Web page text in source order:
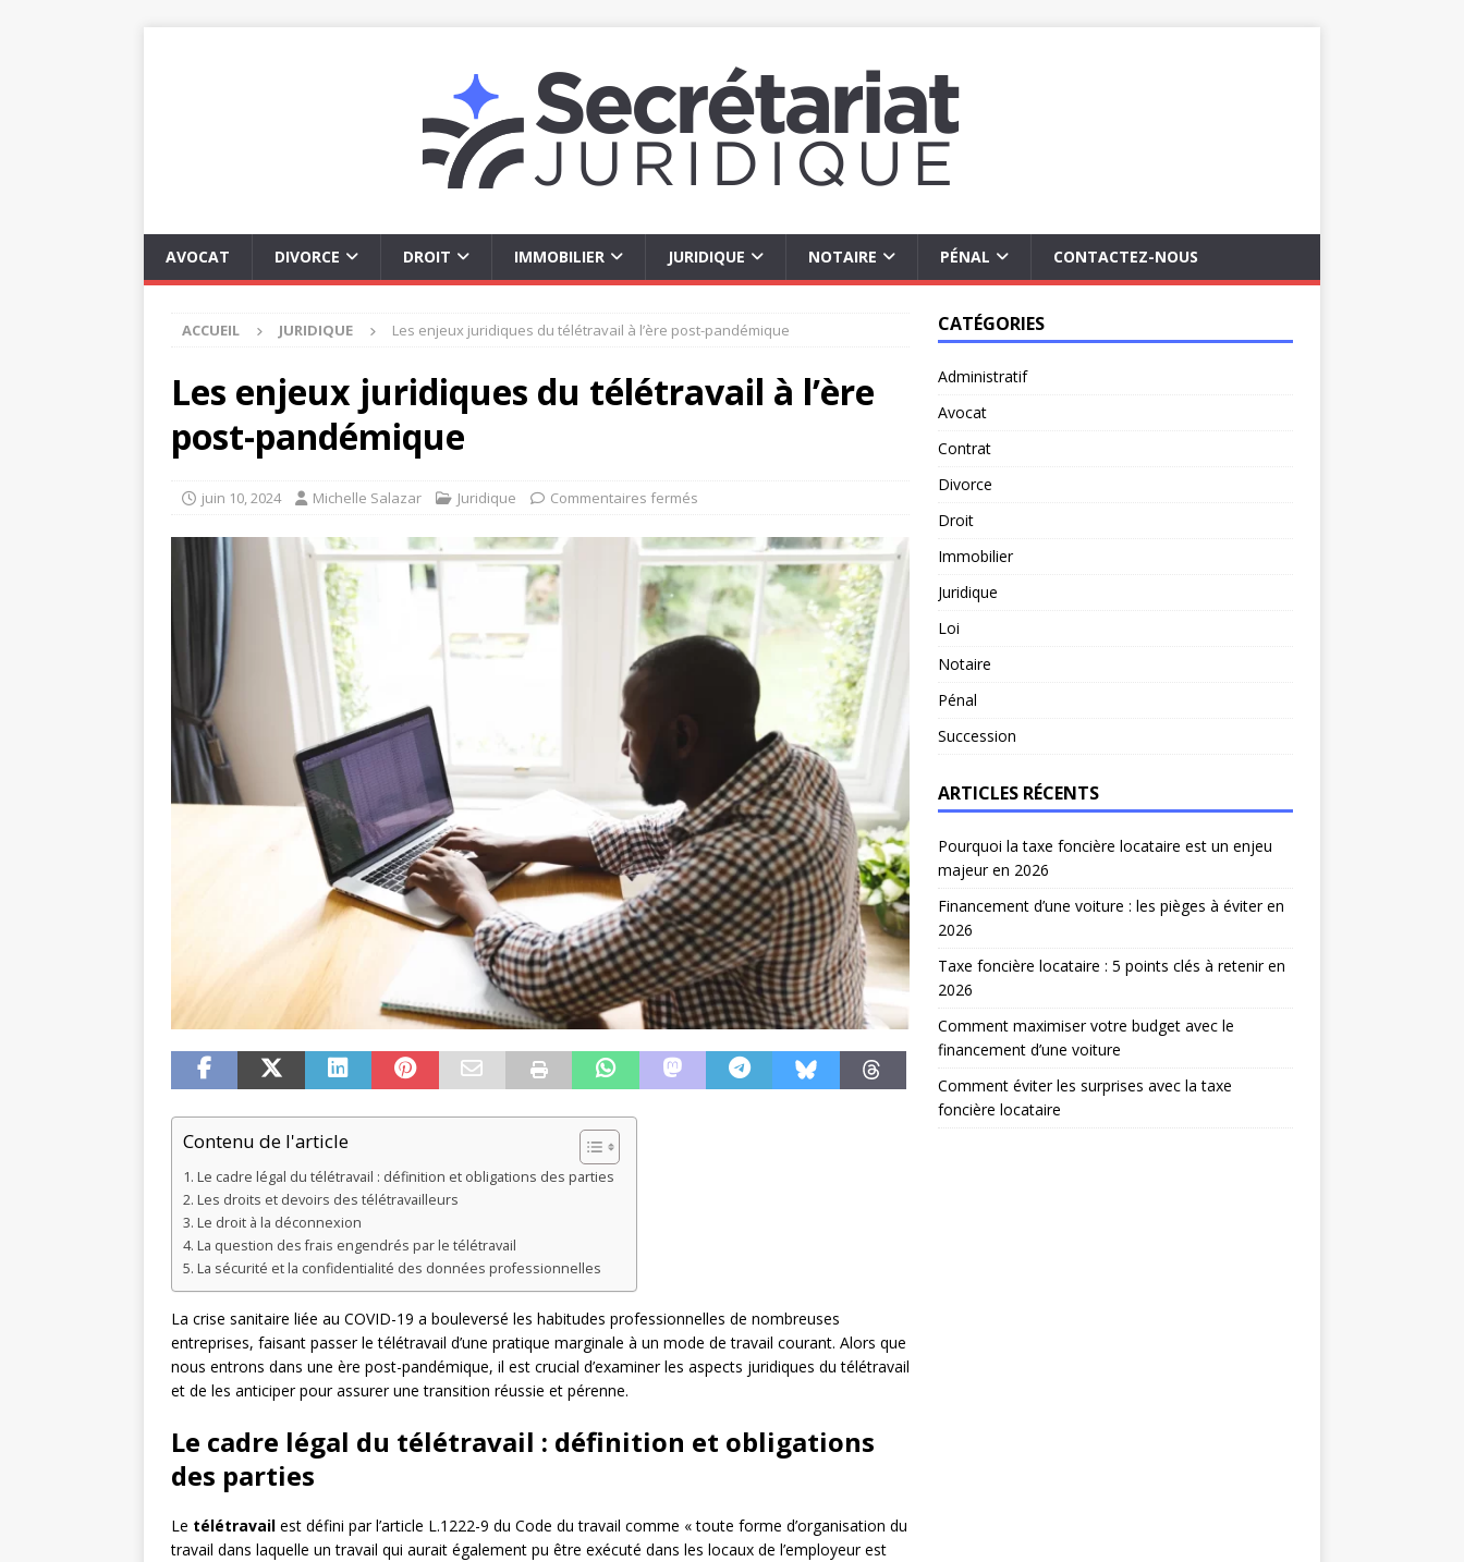
AVOCAT DIVORCE DROIT IMMOBILIER JURIDIQUE NOTAIRE PÉNAL CONTACTEZ-NOUS
ACCUEIL JURIDIQUE Les enjeux juridiques du télétravail à l’ère post-pandémique
Les enjeux juridiques du télétravail à l’ère
post-pandémique
juin 10, 2024 Michelle Salazar Juridique Commentaires fermés
Contenu de l'article
Le cadre légal du télétravail : définition et obligations des parties
Les droits et devoirs des télétravailleurs
Le droit à la déconnexion
La question des frais engendrés par le télétravail
La sécurité et la confidentialité des données professionnelles
La crise sanitaire liée au COVID-19 a bouleversé les habitudes professionnelles de nombreuses
entreprises, faisant passer le télétravail d’une pratique marginale à un mode de travail courant. Alors que
nous entrons dans une ère post-pandémique, il est crucial d’examiner les aspects juridiques du télétravail
et de les anticiper pour assurer une transition réussie et pérenne.
Le cadre légal du télétravail : définition et obligations
des parties
Le télétravail est défini par l’article L.1222-9 du Code du travail comme « toute forme d’organisation du
travail dans laquelle un travail qui aurait également pu être exécuté dans les locaux de l’employeur est
CATÉGORIES
Administratif
Avocat
Contrat
Divorce
Droit
Immobilier
Juridique
Loi
Notaire
Pénal
Succession
ARTICLES RÉCENTS
Pourquoi la taxe foncière locataire est un enjeu
majeur en 2026
Financement d’une voiture : les pièges à éviter en
2026
Taxe foncière locataire : 5 points clés à retenir en
2026
Comment maximiser votre budget avec le
financement d’une voiture
Comment éviter les surprises avec la taxe
foncière locataire